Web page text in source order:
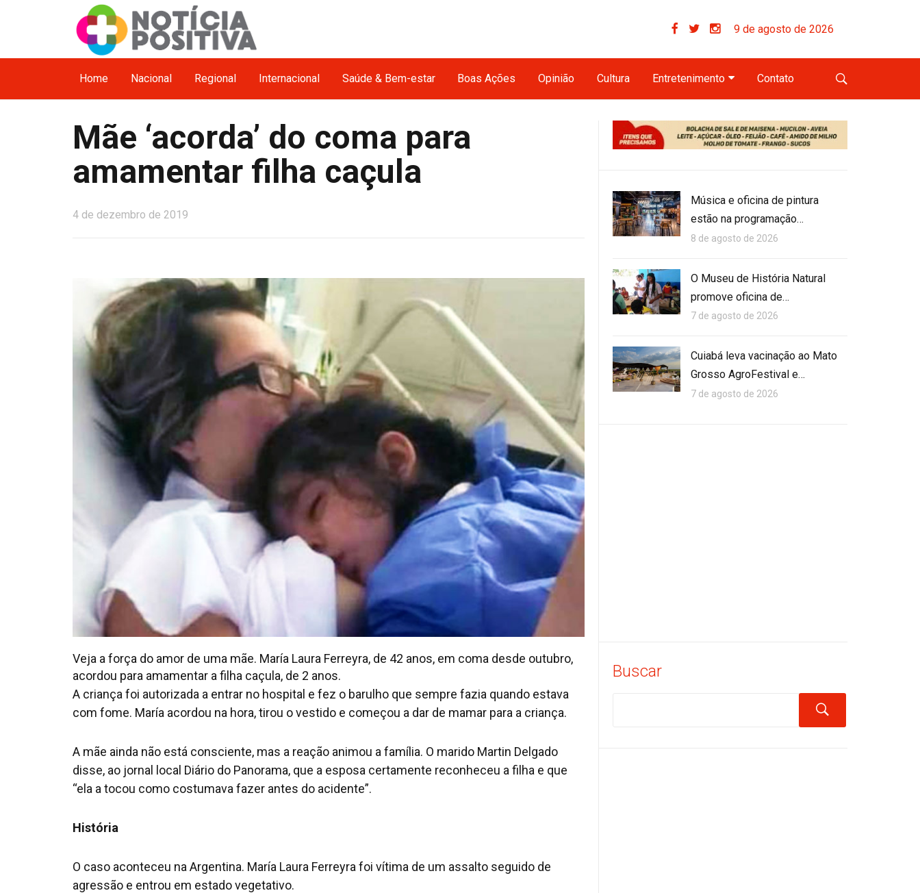
9 de agosto de 2026
Home Nacional Regional Internacional Saúde & Bem-estar Boas Ações Opinião Cultura Entretenimento Contato
Mãe ‘acorda’ do coma para
amamentar filha caçula
4 de dezembro de 2019
Veja a força do amor de uma mãe. María Laura Ferreyra, de 42 anos, em coma desde outubro,
acordou para amamentar a filha caçula, de 2 anos.
A criança foi autorizada a entrar no hospital e fez o barulho que sempre fazia quando estava
com fome. María acordou na hora, tirou o vestido e começou a dar de mamar para a criança.
A mãe ainda não está consciente, mas a reação animou a família. O marido Martin Delgado
disse, ao jornal local Diário do Panorama, que a esposa certamente reconheceu a filha e que
“ela a tocou como costumava fazer antes do acidente”.
História
O caso aconteceu na Argentina. María Laura Ferreyra foi vítima de um assalto seguido de
agressão e entrou em estado vegetativo.
Música e oficina de pintura
estão na programação…
8 de agosto de 2026
O Museu de História Natural
promove oficina de…
7 de agosto de 2026
Cuiabá leva vacinação ao Mato
Grosso AgroFestival e…
7 de agosto de 2026
Buscar